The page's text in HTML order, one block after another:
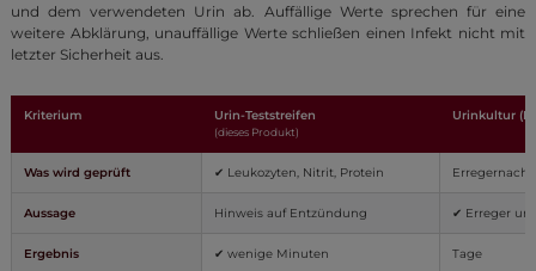
und dem verwendeten Urin ab. Auffällige Werte sprechen für eine
weitere Abklärung, unauffällige Werte schließen einen Infekt nicht mit
letzter Sicherheit aus.
Kriterium Urin-Teststreifen
(dieses Produkt)
Urinkultur
Was wird geprüft ✔ Leukozyten, Nitrit, Protein
Aussage Hinweis auf Entzündung ✔ Erreger
Ergebnis ✔ wenige Minuten Tage